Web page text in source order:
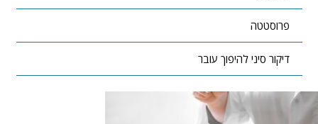
פרוסטטה
דיקור סיני להיפוך עובר